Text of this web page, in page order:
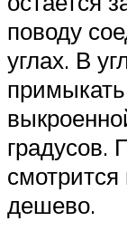
поводу
углах. В
примыкать
градусов.
смотрится
дешево.